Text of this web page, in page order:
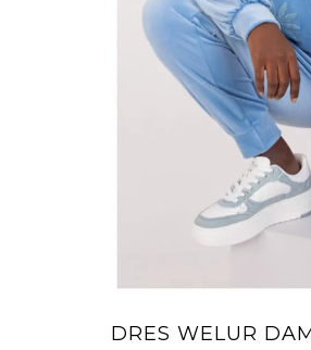
DRES WELUR